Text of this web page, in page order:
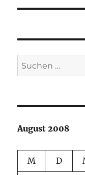
Suchen
nach:
August 2008
M D